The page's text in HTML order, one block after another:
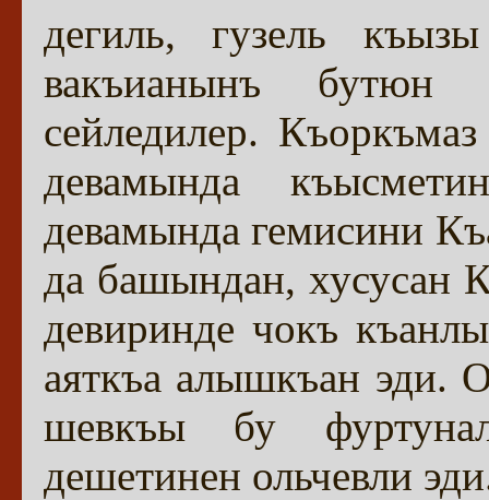
дегиль, гузель
вакъианынъ бутюн
сейледилер.
девамында
девамында гемисини
да башындан,
девиринде чокъ
аяткъа алышкъан эди.
шевкъы бу
дешетинен ольчевли